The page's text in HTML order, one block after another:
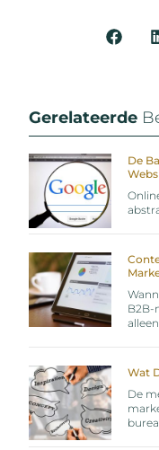
Gerelateerde
De
B2B-
alleen
Wat
De